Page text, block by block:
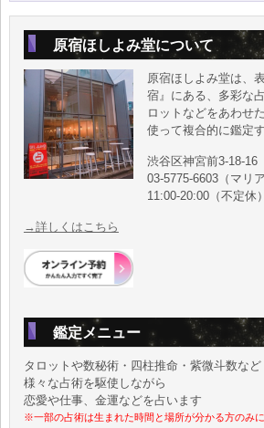
原宿ほしよみ堂について
原宿ほしよみ堂は、
宿』にある、多彩な
ロットなどをあわせ
使って複合的に鑑定
渋谷区神宮前3-18-16
03-5775-6603（マリ
11:00-20:00（不定休）
→詳しくはこちら
鑑定メニュー
タロットや数秘術・四柱推命・紫微斗数など
様々な占術を駆使しながら
恋愛や仕事、金運などを占います
※一部の占術は生まれた時間と場所が分かる方のみに